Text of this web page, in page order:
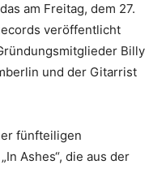
am Freitag, dem 27.
veröffentlicht
Billy
und der Gitarrist
fünfteiligen
Ashes“, die aus der